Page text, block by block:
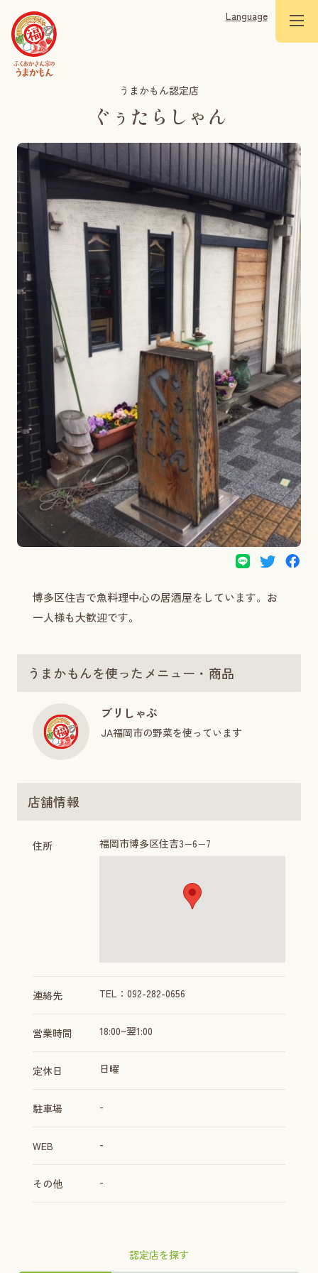
Language
うまかもん認定店
ぐぅたらしゃん
認定店を探す
博多区住吉で魚料理中心の居酒屋をしています。お
一人様も大歓迎です。
うまかもんを使ったメニュー・商品
ブリしゃぶ
JA福岡市の野菜を使っています
店舗情報
住所 福岡市博多区住吉3−6−7
連絡先 TEL：092-282-0656
営業時間 18:00~翌1:00
定休日 日曜
駐車場 -
WEB -
その他 -